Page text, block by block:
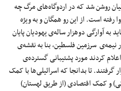
روشن شد که در اردوگاه‌های مرگ چه
رفته است. از این رو همگان و به ویژه
به آوارگی دوهزار ساله‌ی یهودیان پایان
سرزمین فلسطین، بنا به نقشه‌ی
کردند مورد پشتیبانی گسترد‌ه‌ی
گرفتند. تا بدانجا که اسرائیلی‌ها با کمک
و کمک اقتصادی (از طریق لهستان)